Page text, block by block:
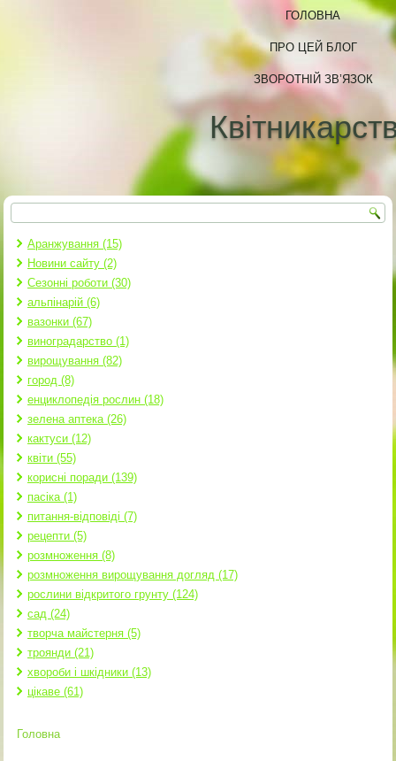
ГОЛОВНА
ПРО ЦЕЙ БЛОГ
ЗВОРОТНІЙ ЗВ’ЯЗОК
Пошукова форма
Пошук
Аранжування (15)
Новини сайту (2)
Сезонні роботи (30)
альпінарій (6)
вазонки (67)
виноградарство (1)
вирощування (82)
город (8)
енциклопедія рослин (18)
зелена аптека (26)
кактуси (12)
квіти (55)
корисні поради (139)
пасіка (1)
питання-відповіді (7)
рецепти (5)
розмноження (8)
розмноження вирощування догляд (17)
рослини відкритого грунту (124)
сад (24)
творча майстерня (5)
троянди (21)
хвороби і шкідники (13)
цікаве (61)
Ви є тут
Головна